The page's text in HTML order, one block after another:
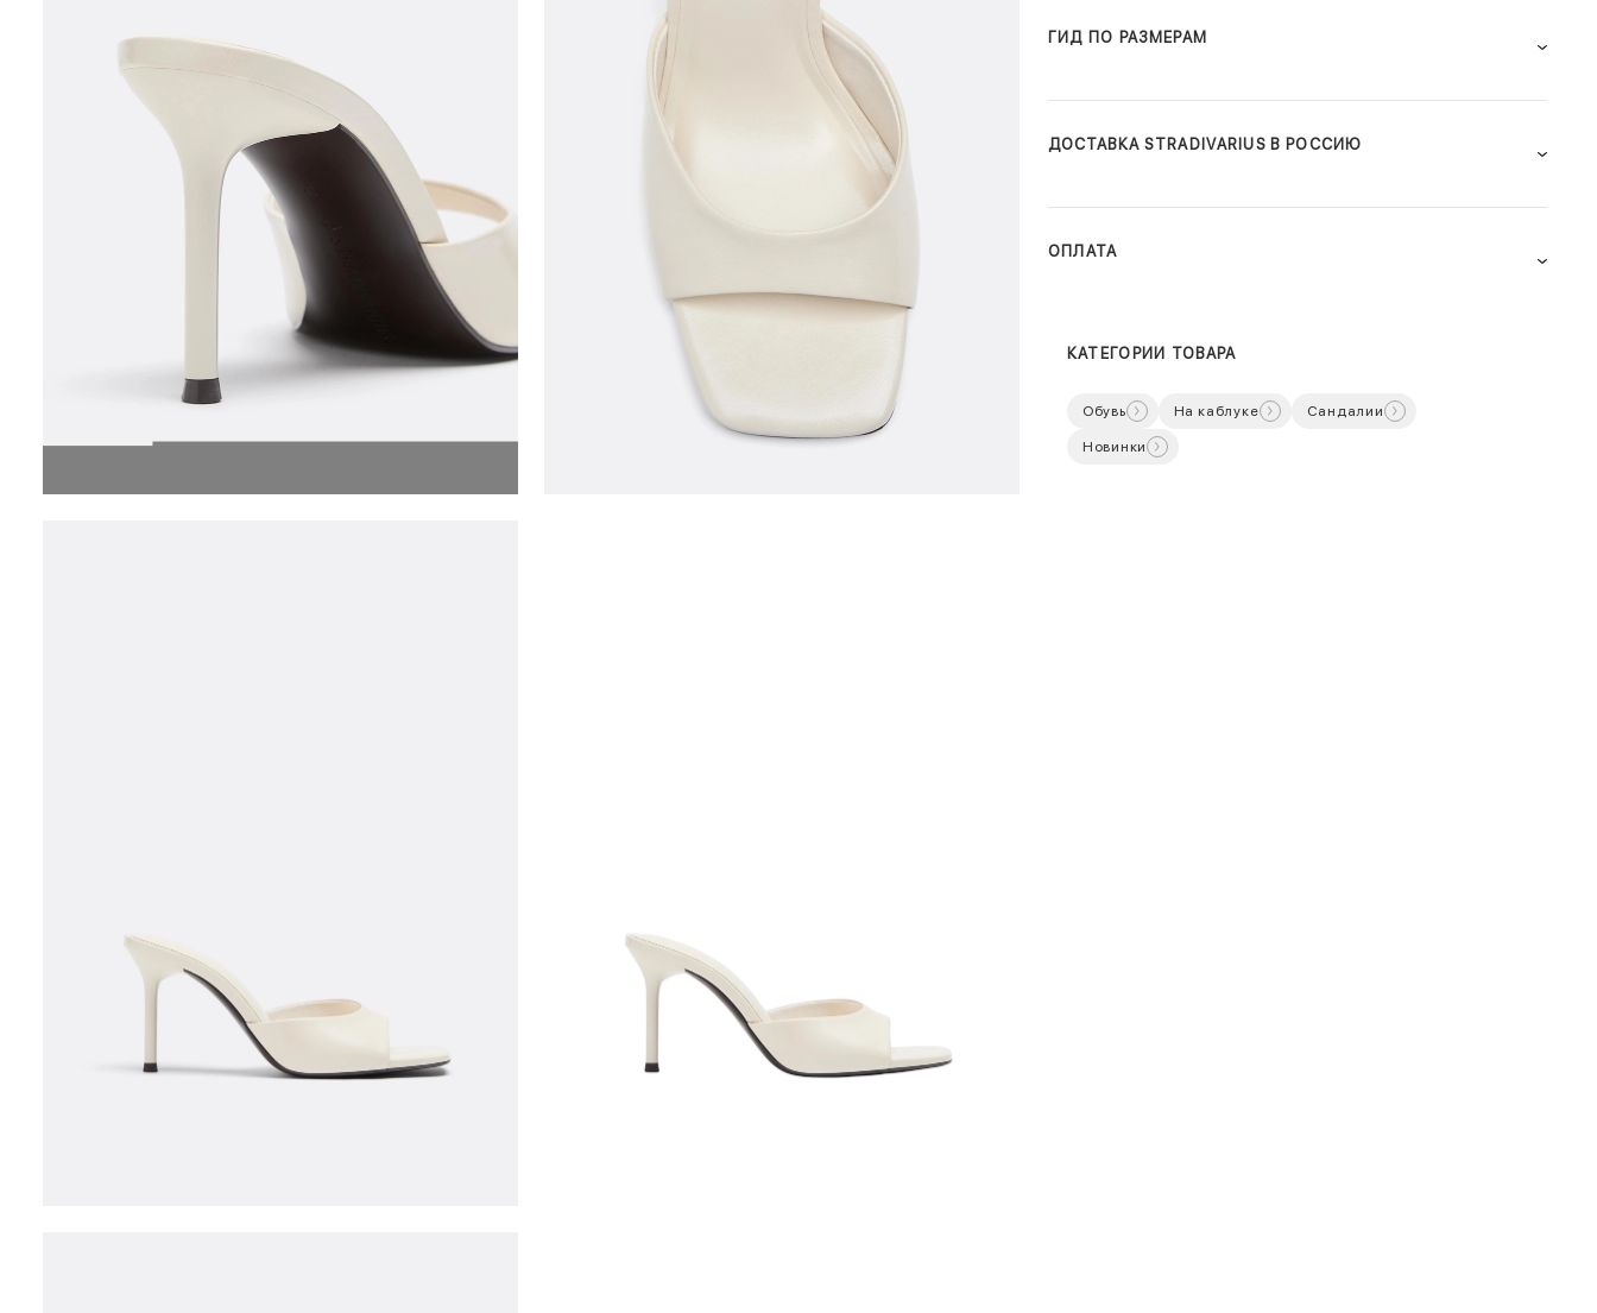
ГИД ПО РАЗМЕРАМ
ДОСТАВКА STRADIVARIUS В РОССИЮ
ОПЛАТА
КАТЕГОРИИ ТОВАРА
Обувь На каблуке Сандалии
Новинки